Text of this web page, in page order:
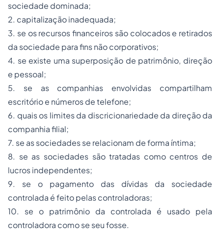
sociedade dominada;
2. capitalização inadequada;
3. se os recursos financeiros são colocados e retirados
da sociedade para fins não corporativos;
4. se existe uma superposição de patrimônio, direção
e pessoal;
5. se as companhias envolvidas compartilham
escritório e números de telefone;
6. quais os limites da discricionariedade da direção da
companhia filial;
7. se as sociedades se relacionam de forma íntima;
8. se as sociedades são tratadas como centros de
lucros independentes;
9. se o pagamento das dívidas da sociedade
controlada é feito pelas controladoras;
10. se o patrimônio da controlada é usado pela
controladora como se seu fosse.